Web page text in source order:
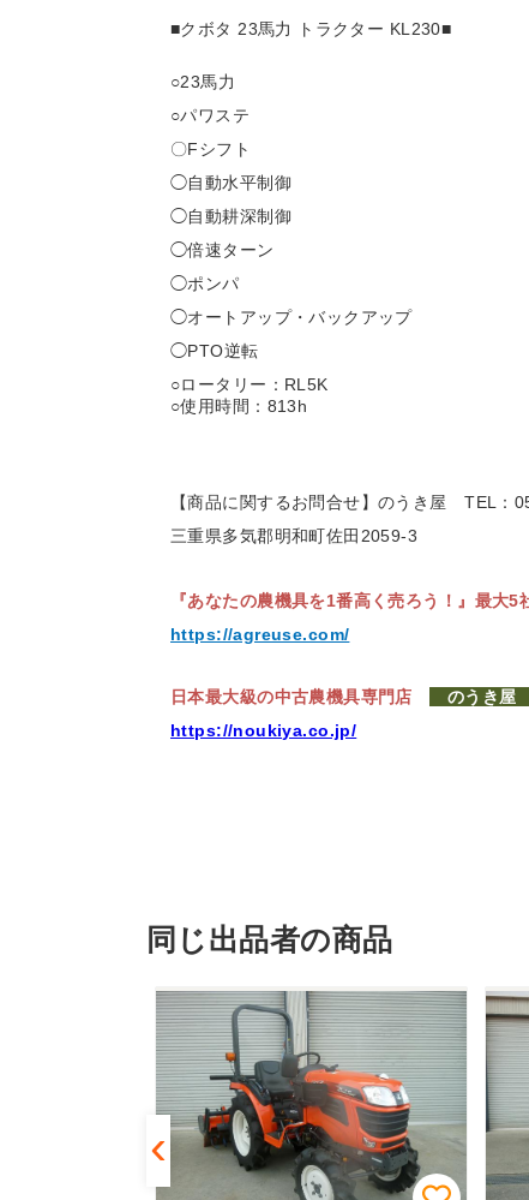
■クボタ 23馬力 トラクター KL230■
○23馬力
○パワステ
〇Fシフト
◯自動水平制御
◯自動耕深制御
◯倍速ターン
◯ポンパ
◯オートアップ・バックアップ
◯PTO逆転
○ロータリー：RL5K
○使用時間：813h
【商品に関するお問合せ】のうき屋TEL：
三重県多気郡明和町佐田2059-3
『あなたの農機具を1番高く売ろう！』 最大5
https://agreuse.com/
日本最大級の中古農機具専門店
のうき屋
https://noukiya.co.jp/
同じ出品者の商品